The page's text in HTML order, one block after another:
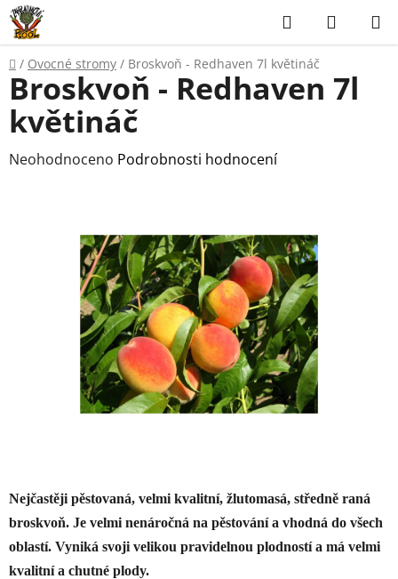
Přejít
na
obsah
Hledat
KOŠÍK
Domů
/ Ovocné stromy / Broskvoň - Redhaven 7l květináč
Nejčastěji pěstovaná, velmi kvalitní, žlutomasá, středně raná
broskvoň. Je velmi nenáročná na pěstování a vhodná do všech
oblastí. Vyniká svoji velikou pravidelnou plodností a má velmi
kvalitní a chutné plody.
Broskvoň - Redhaven 7l
květináč
Průměrné
Neohodnoceno Podrobnosti hodnocení